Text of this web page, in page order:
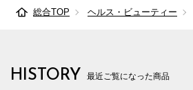
総合TOP ヘルス・ビューティー
HISTORY 最近ご覧になった商品